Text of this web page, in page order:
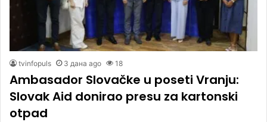
tvinfopuls 3 дана ago 18
Ambasador Slovačke u poseti Vranju:
Slovak Aid donirao presu za kartonski
otpad